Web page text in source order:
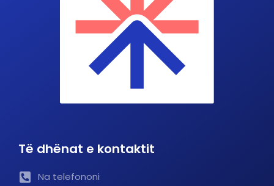
Të dhënat e kontaktit
Na telefononi